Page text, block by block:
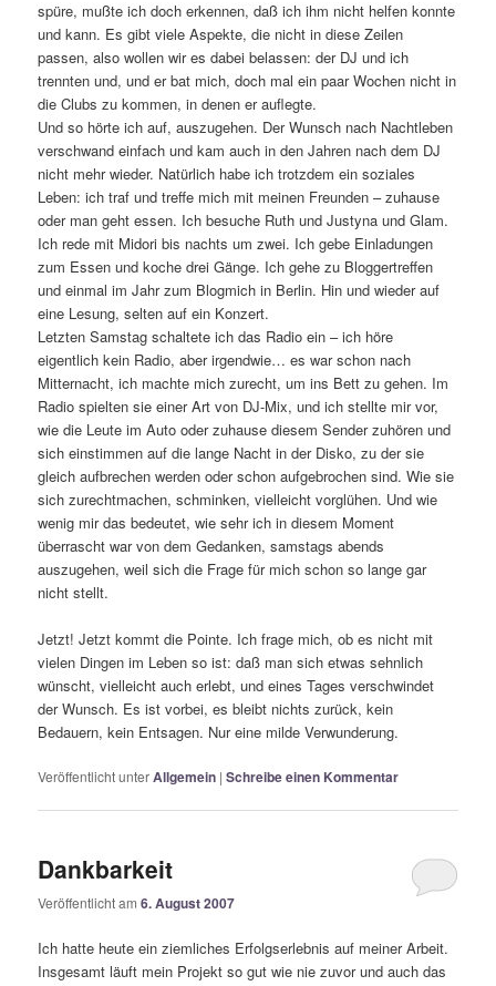
spüre, mußte ich doch erkennen, daß ich ihm nicht helfen konnte
und kann. Es gibt viele Aspekte, die nicht in diese Zeilen
passen, also wollen wir es dabei belassen: der DJ und ich
trennten und, und er bat mich, doch mal ein paar Wochen nicht in
die Clubs zu kommen, in denen er auflegte.
Und so hörte ich auf, auszugehen. Der Wunsch nach Nachtleben
verschwand einfach und kam auch in den Jahren nach dem DJ
nicht mehr wieder. Natürlich habe ich trotzdem ein soziales
Leben: ich traf und treffe mich mit meinen Freunden – zuhause
oder man geht essen. Ich besuche Ruth und Justyna und Glam.
Ich rede mit Midori bis nachts um zwei. Ich gebe Einladungen
zum Essen und koche drei Gänge. Ich gehe zu Bloggertreffen
und einmal im Jahr zum Blogmich in Berlin. Hin und wieder auf
eine Lesung, selten auf ein Konzert.
Letzten Samstag schaltete ich das Radio ein – ich höre
eigentlich kein Radio, aber irgendwie… es war schon nach
Mitternacht, ich machte mich zurecht, um ins Bett zu gehen. Im
Radio spielten sie einer Art von DJ-Mix, und ich stellte mir vor,
wie die Leute im Auto oder zuhause diesem Sender zuhören und
sich einstimmen auf die lange Nacht in der Disko, zu der sie
gleich aufbrechen werden oder schon aufgebrochen sind. Wie sie
sich zurechtmachen, schminken, vielleicht vorglühen. Und wie
wenig mir das bedeutet, wie sehr ich in diesem Moment
überrascht war von dem Gedanken, samstags abends
auszugehen, weil sich die Frage für mich schon so lange gar
nicht stellt.
Jetzt! Jetzt kommt die Pointe. Ich frage mich, ob es nicht mit
vielen Dingen im Leben so ist: daß man sich etwas sehnlich
wünscht, vielleicht auch erlebt, und eines Tages verschwindet
der Wunsch. Es ist vorbei, es bleibt nichts zurück, kein
Bedauern, kein Entsagen. Nur eine milde Verwunderung.
Veröffentlicht unterAllgemein |Schreibe einen Kommentar
Dankbarkeit
Veröffentlicht am6. August 2007
Ich hatte heute ein ziemliches Erfolgserlebnis auf meiner Arbeit.
Insgesamt läuft mein Projekt so gut wie nie zuvor und auch das